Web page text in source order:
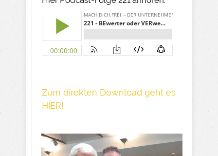
Z um direkte n Download geh t es
HIER!